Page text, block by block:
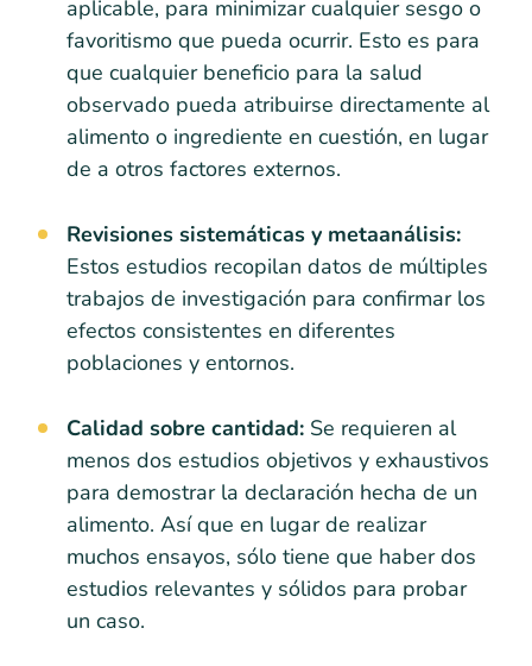
aplicable, para minimizar cualquier sesgo o
favoritismo que pueda ocurrir. Esto es para
que cualquier beneficio para la salud
observado pueda atribuirse directamente al
alimento o ingrediente en cuestión, en lugar
de a otros factores externos.
Revisiones sistemáticas y metaanálisis:
Estos estudios recopilan datos de múltiples
trabajos de investigación para confirmar los
efectos consistentes en diferentes
poblaciones y entornos.
Calidad sobre cantidad: Se requieren al
menos dos estudios objetivos y exhaustivos
para demostrar la declaración hecha de un
alimento. Así que en lugar de realizar
muchos ensayos, sólo tiene que haber dos
estudios relevantes y sólidos para probar
un caso.